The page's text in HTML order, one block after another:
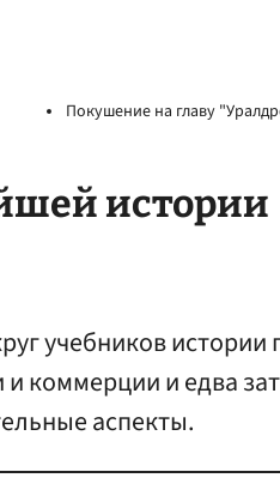
Покушение на главу
истории
учебников
коммерции и едва
аспекты.